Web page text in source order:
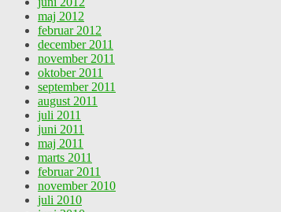
maj 2012
februar 2012
december 2011
november 2011
oktober 2011
september 2011
august 2011
juli 2011
juni 2011
maj 2011
marts 2011
februar 2011
november 2010
juli 2010